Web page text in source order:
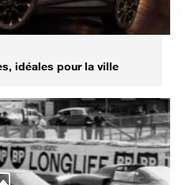
idéales pour la ville